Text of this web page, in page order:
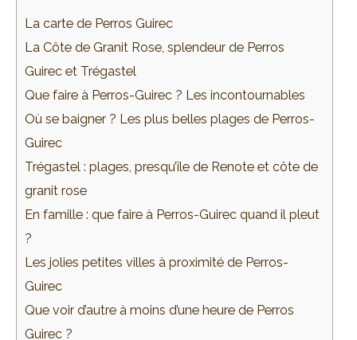
La carte de Perros Guirec
La Côte de Granit Rose, splendeur de Perros
Guirec et Trégastel
Que faire à Perros-Guirec ? Les incontournables
Où se baigner ? Les plus belles plages de Perros-
Guirec
Trégastel : plages, presqu’île de Renote et côte de
granit rose
En famille : que faire à Perros-Guirec quand il pleut
?
Les jolies petites villes à proximité de Perros-
Guirec
Que voir d’autre à moins d’une heure de Perros
Guirec ?